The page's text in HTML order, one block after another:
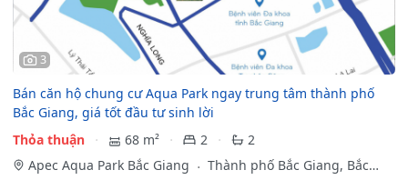
3
Bán căn hộ chung cư Aqua Park ngay trung tâm thành phố
Bắc Giang, giá tốt đầu tư sinh lời
Thỏa thuận
68 m² 2
2
Apec Aqua Park Bắc Giang
Thành phố Bắc Giang, Bắc